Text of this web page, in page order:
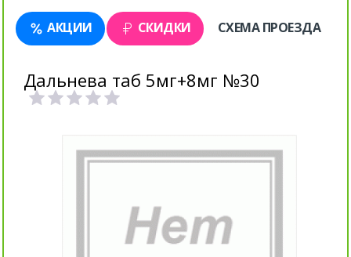
АКЦИИ СКИДКИ СХЕМА ПРОЕЗДА
Дальнева таб 5мг+8мг №30